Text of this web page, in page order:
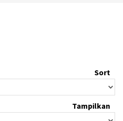
Sort
Tampilkan